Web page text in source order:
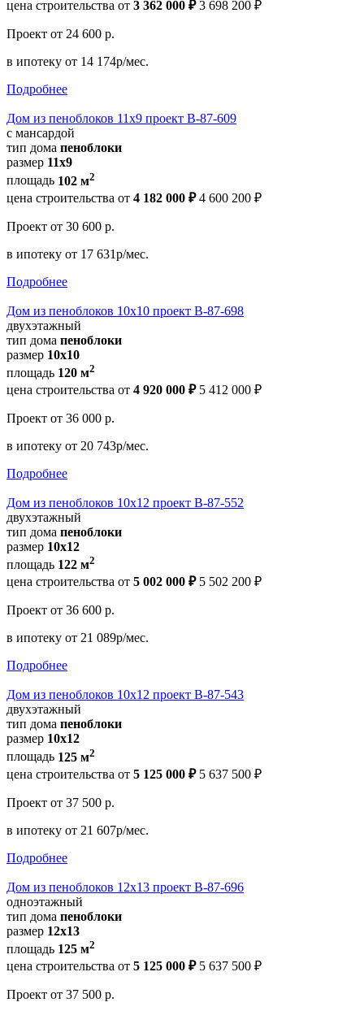
цена строительства от 3 362 000 ₽ 3 698 200 ₽
Проект от 24 600 р.
в ипотеку от 14 174р/мес.
Подробнее
Дом из пеноблоков 11х9 проект В-87-609
с мансардой
тип дома пеноблоки
размер 11х9
площадь 102 м2
цена строительства от 4 182 000 ₽ 4 600 200 ₽
Проект от 30 600 р.
в ипотеку от 17 631р/мес.
Подробнее
Дом из пеноблоков 10х10 проект В-87-698
двухэтажный
тип дома пеноблоки
размер 10x10
площадь 120 м2
цена строительства от 4 920 000 ₽ 5 412 000 ₽
Проект от 36 000 р.
в ипотеку от 20 743р/мес.
Подробнее
Дом из пеноблоков 10х12 проект В-87-552
двухэтажный
тип дома пеноблоки
размер 10х12
площадь 122 м2
цена строительства от 5 002 000 ₽ 5 502 200 ₽
Проект от 36 600 р.
в ипотеку от 21 089р/мес.
Подробнее
Дом из пеноблоков 10х12 проект В-87-543
двухэтажный
тип дома пеноблоки
размер 10х12
площадь 125 м2
цена строительства от 5 125 000 ₽ 5 637 500 ₽
Проект от 37 500 р.
в ипотеку от 21 607р/мес.
Подробнее
Дом из пеноблоков 12х13 проект В-87-696
одноэтажный
тип дома пеноблоки
размер 12x13
площадь 125 м2
цена строительства от 5 125 000 ₽ 5 637 500 ₽
Проект от 37 500 р.